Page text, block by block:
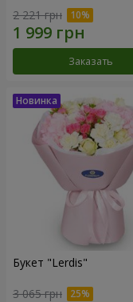
2 221 грн
Заказать
Букет "Lerdis"
3 065 грн